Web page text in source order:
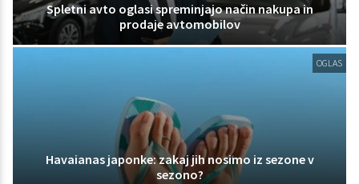
Spletni avto oglasi spreminjajo način nakupa in
prodaje avtomobilov
OGLAS
Havaianas japonke: zakaj jih nosimo iz sezone v
sezono?